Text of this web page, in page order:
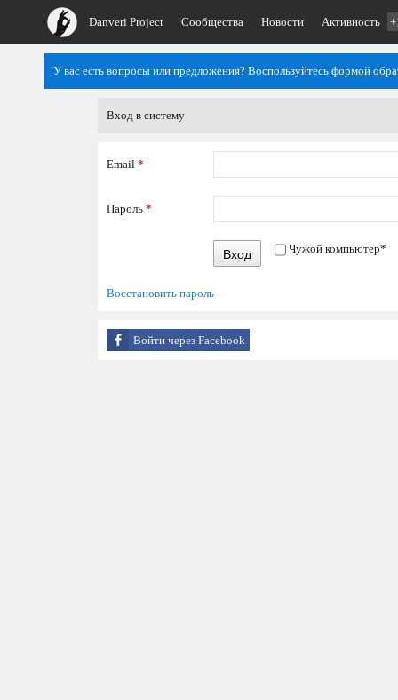
Danveri Project Сообщества Новости Активность
У вас есть вопросы или предложения? Воспользуйтесь формой
Вход в систему
Email *
Пароль *
Вход Чужой компьютер*
Восстановить пароль
Войти через Facebook